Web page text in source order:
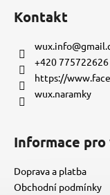
Kontakt
wux.info@
+420 775722626
https://
wux.naramky
Informace pro
Doprava a platba
Obchodní podmínky